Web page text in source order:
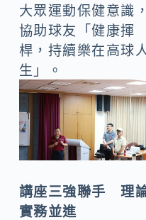
大眾運動保健意識，
協助球友「健康揮
桿，持續樂在高球
生」。
講座三強聯手 理
實務並進